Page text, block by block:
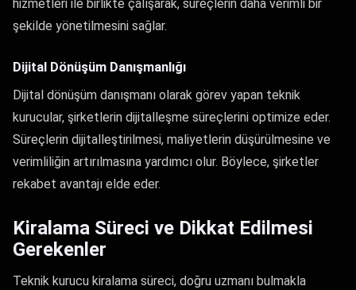
hizmetleri ile birlikte çalışarak, süreçlerin daha verimli bir
şekilde yönetilmesini sağlar.
Dijital Dönüşüm Danışmanlığı
Dijital dönüşüm danışmanı olarak görev yapan teknik
kurucular, şirketlerin dijitalleşme süreçlerini optimize eder.
Süreçlerin dijitalleştirilmesi, maliyetlerin düşürülmesine ve
verimliliğin artırılmasına yardımcı olur. Böylece, şirketler
rekabet avantajı elde eder.
Kiralama Süreci ve Dikkat Edilmesi
Gerekenler
Teknik kurucu kiralama süreci, doğru uzmanı bulmakla